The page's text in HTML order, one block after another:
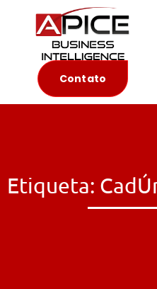
Contato
Etiqueta: